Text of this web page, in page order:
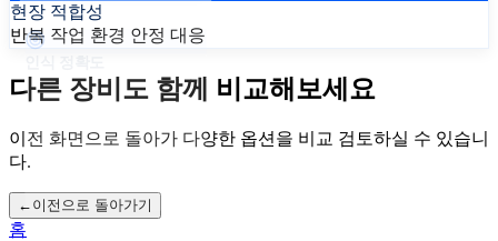
현장 적합성
반복 작업 환경 안정 대응
다른 장비도 함께 비교해보세요
이전 화면으로 돌아가 다양한 옵션을 비교 검토하실 수 있습니
다.
← 이전으로 돌아가기
홈